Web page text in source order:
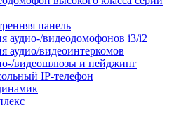
панель
аудио-/видеодомофонов i3/i2
аудио/видеоинтеркомов
видеошлюзы и пейджинг
IP-телефон